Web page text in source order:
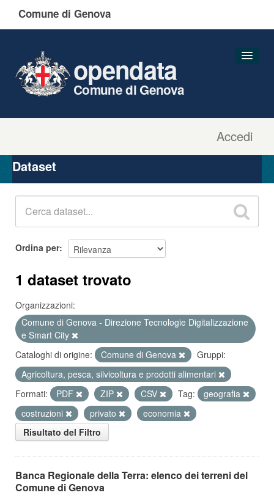
Comune di Genova
Accedi
opendata
Comune di Genova
Organizzazioni
Gruppi
Dataset
Ordina per
1 dataset trovato
Organizzazioni:
Comune di Genova - Direzione Tecnologie Digitalizzazione
e Smart City
Cataloghi di origine:
Comune di Genova
Gruppi:
Agricoltura, pesca, silvicoltura e prodotti alimentari
Formati:
PDF ZIP CSV Tag:
geografia
costruzioni
privato
economia
Risultato del Filtro
Banca Regionale della Terra: elenco dei terreni del
Comune di Genova